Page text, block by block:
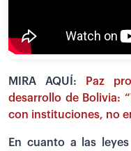
MIRA AQUÍ:
Paz
desarrollo de Bolivia:
con instituciones, no
En cuanto a las